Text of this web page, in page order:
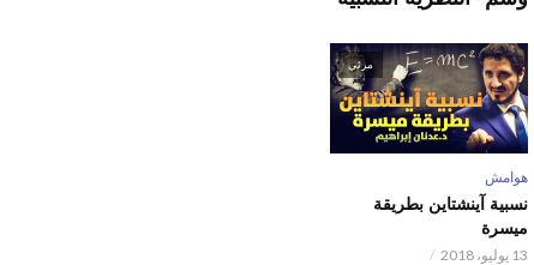
مرئي
هوامش
نسبية آينشتاين بطريقة
ميسرة
13 يوليو، 2018